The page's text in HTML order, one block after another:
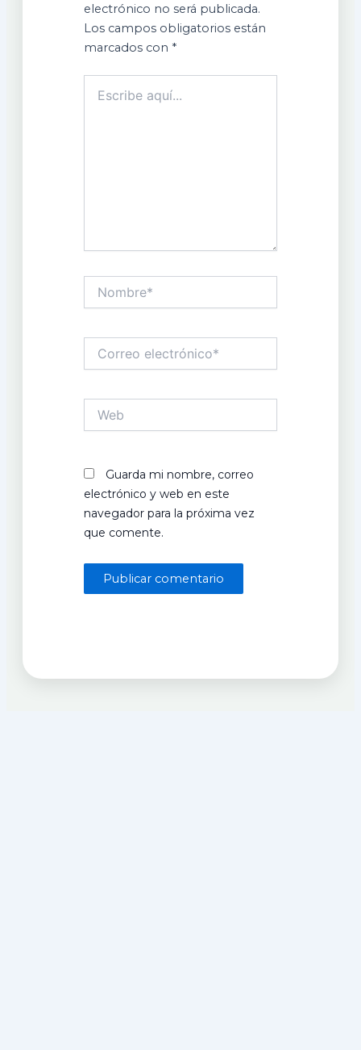
electrónico no será publicada.
Los campos obligatorios están
marcados con *
aquí...
electrónico*
Guarda mi nombre, correo
electrónico y web en este
navegador para la próxima vez
que comente.